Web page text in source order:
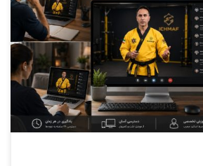
برگزاری دوره داوری درجه ۳ الی درجه ۱ ساعت ۹ الی ۱۳ روز
دوره داوری دکتر محمد نطاق بافکر مسئول
حیدری آقایان و بانوان محل برگزاری :
کرج , جهانشهر , بلوار ماهان , خیابان غزل , پلاک ۵۰ , دبیرستان